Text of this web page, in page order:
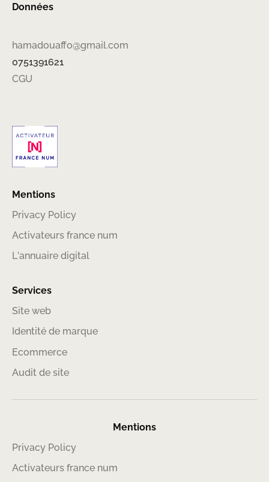
Données
hamadouaffo@gmail.com
0751391621
CGU
Mentions
Privacy Policy
Activateurs france num
L’annuaire digital
Services
Site web
Identité de marque
Ecommerce
Audit de site
Mentions
Privacy Policy
Activateurs france num